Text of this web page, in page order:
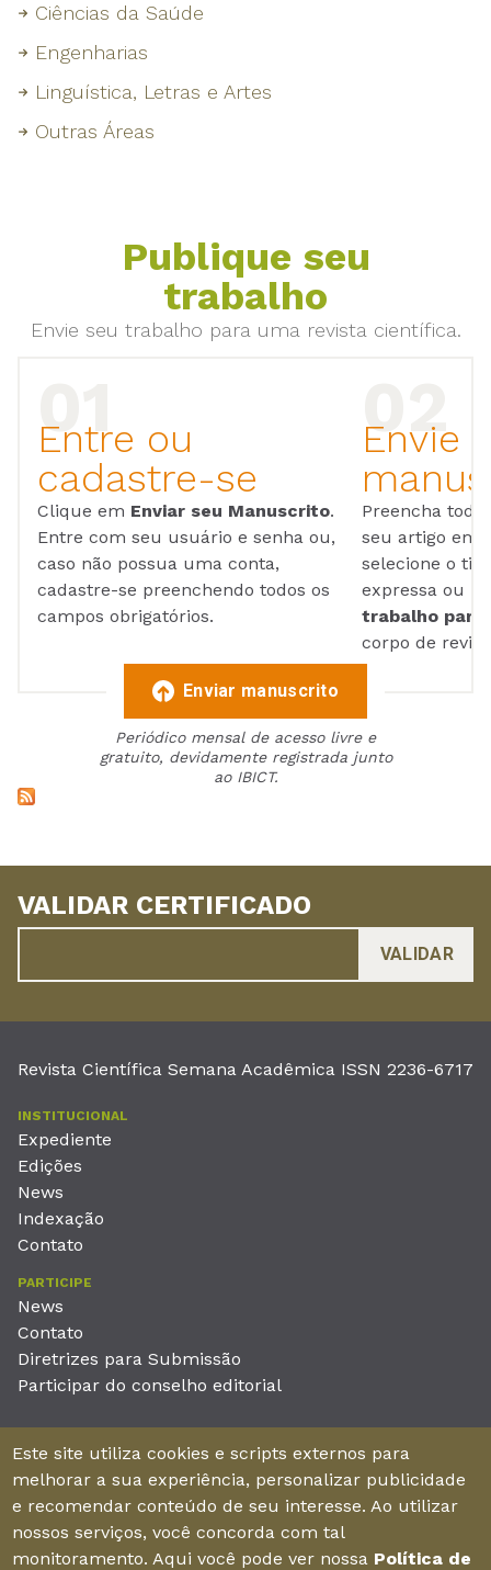
Ciências da Saúde
Engenharias
Linguística, Letras e Artes
Outras Áreas
Publique seu
trabalho
Envie seu trabalho para uma revista científica.
Entre ou
cadastre-se
Clique em Enviar seu Manuscrito.
Entre com seu usuário e senha ou,
caso não possua uma conta,
cadastre-se preenchendo todos os
campos obrigatórios.
Envie
Preencha
seu artigo em
selecione o
expressa ou
trabalho para
corpo de
Enviar manuscrito
Periódico mensal de acesso livre e
gratuito, devidamente registrada junto
ao IBICT.
VALIDAR CERTIFICADO
Revista Científica Semana Acadêmica ISSN 2236-6717
INSTITUCIONAL
Expediente
Edições
News
Indexação
Contato
PARTICIPE
News
Contato
Diretrizes para Submissão
Participar do conselho editorial
Unieducar Inteligência Educacional Ltda
CNPJ: 05.569.970/0001-26
Av. Desembargador Moreira, No. 2001 – 11º andar - Bairro
Aldeota
Fortaleza – Ceará - Brasil - CEP 60170-001
Este site utiliza cookies e scripts externos para
melhorar a sua experiência, personalizar publicidade
e recomendar conteúdo de seu interesse. Ao utilizar
nossos serviços, você concorda com tal
monitoramento. Aqui você pode ver nossa Política de